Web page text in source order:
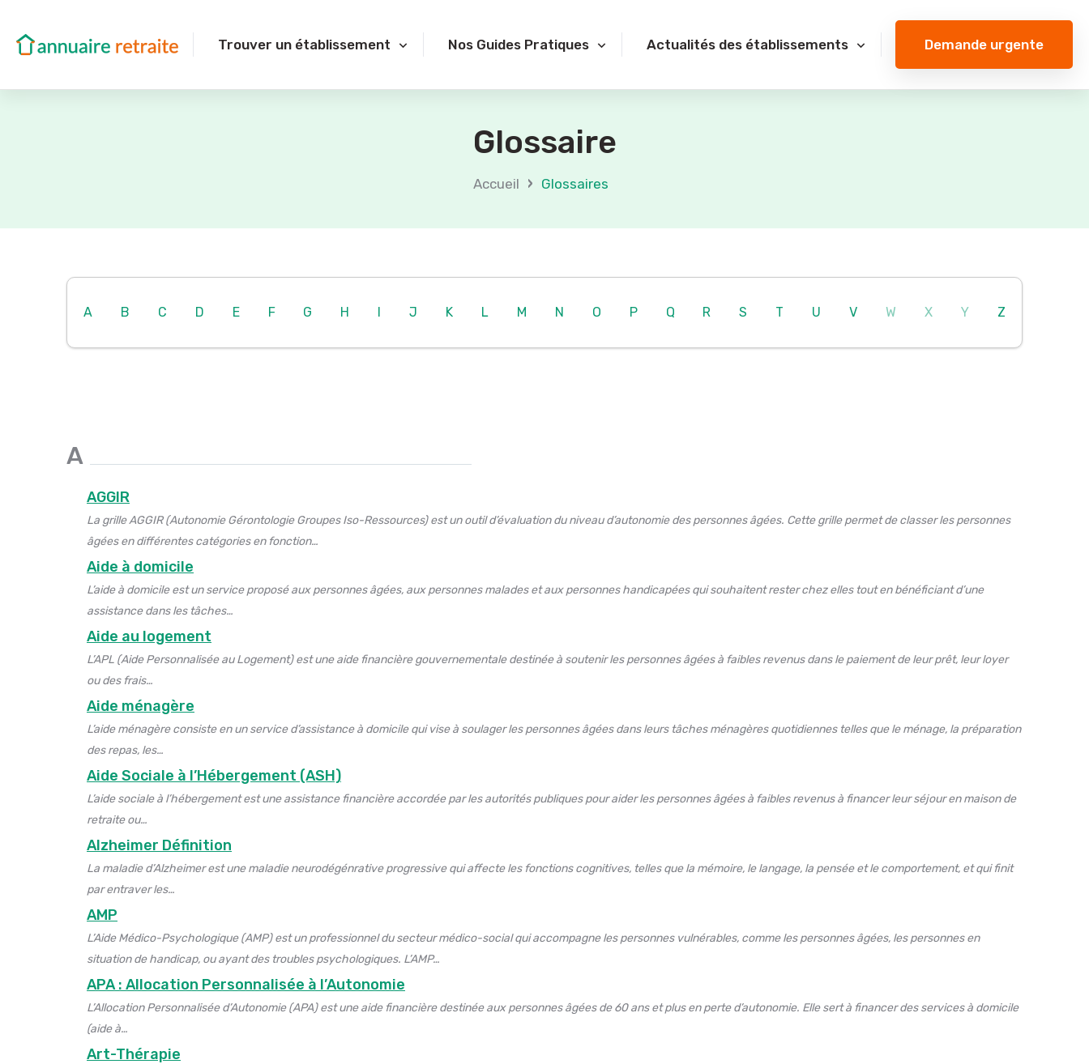
Trouver un établissement Nos Guides Pratiques Actualités des établissements Demande urgente
Glossaire
Accueil › Glossaires
A B C D E F G H I J K L M N O P Q R S T U V W X Y Z
A
AGGIR
La grille AGGIR (Autonomie Gérontologie Groupes Iso-Ressources) est un outil d’évaluation du niveau d’autonomie des personnes âgées. Cette grille permet de classer les personnes
âgées en différentes catégories en fonction…
Aide à domicile
L’aide à domicile est un service proposé aux personnes âgées, aux personnes malades et aux personnes handicapées qui souhaitent rester chez elles tout en bénéficiant d’une
assistance dans les tâches…
Aide au logement
L’APL (Aide Personnalisée au Logement) est une aide financière gouvernementale destinée à soutenir les personnes âgées à faibles revenus dans le paiement de leur prêt, leur loyer
ou des frais…
Aide ménagère
L’aide ménagère consiste en un service d’assistance à domicile qui vise à soulager les personnes âgées dans leurs tâches ménagères quotidiennes telles que le ménage, la préparation
des repas, les…
Aide Sociale à l’Hébergement (ASH)
L’aide sociale à l’hébergement est une assistance financière accordée par les autorités publiques pour aider les personnes âgées à faibles revenus à financer leur séjour en maison de
retraite ou…
Alzheimer Définition
La maladie d’Alzheimer est une maladie neurodégénrative progressive qui affecte les fonctions cognitives, telles que la mémoire, le langage, la pensée et le comportement, et qui finit
par entraver les…
AMP
L’Aide Médico-Psychologique (AMP) est un professionnel du secteur médico-social qui accompagne les personnes vulnérables, comme les personnes âgées, les personnes en
situation de handicap, ou ayant des troubles psychologiques. L’AMP…
APA : Allocation Personnalisée à l’Autonomie
L’Allocation Personnalisée d’Autonomie (APA) est une aide financière destinée aux personnes âgées de 60 ans et plus en perte d’autonomie. Elle sert à financer des services à domicile
(aide à…
Art-Thérapie